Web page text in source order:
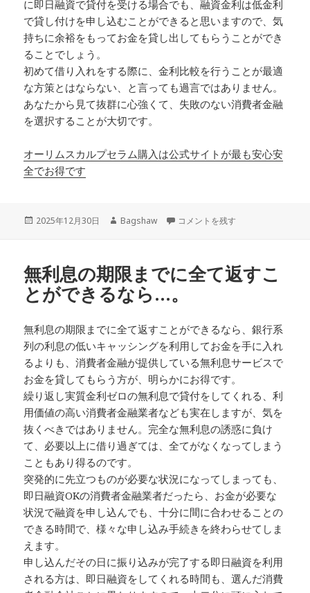
に即日融資で貸付を受ける場合でも、融資金利は低金利
で貸し付けを申し込むことができると思いますので、気
持ちに余裕をもってお金を貸し出してもらうことができ
ることでしょう。
初めて借り入れをする際に、金利比較を行うことが最適
な方策とはならない、と言っても過言ではありません。
あなたから見て抜群に心強くて、失敗のない消費者金融
を選択することが大切です。
オーリムスカルプセラム購入は公式サイトが最も安心安
全でお得です
投
2025年12月30日
作
Bagshaw 全国規模の消費者金融を利用すれ
コメントを残す
無利息の期限までに全て返すこ
とができるなら…。
無利息の期限までに全て返すことができるなら、銀行系
列の利息の低いキャッシングを利用してお金を手に入れ
るよりも、消費者金融が提供している無利息サービスで
お金を貸してもらう方が、明らかにお得です。
繰り返し実質金利ゼロの無利息で貸付をしてくれる、利
用価値の高い消費者金融業者なども実在しますが、気を
抜くべきではありません。完全な無利息の誘惑に負け
て、必要以上に借り過ぎては、全てがなくなってしまう
こともあり得るのです。
突発的に先立つものが必要な状況になってしまっても、
即日融資OKの消費者金融業者だったら、お金が必要な
状況で融資を申し込んでも、十分に間に合わせることの
できる時間で、様々な申し込み手続きを終わらせてしま
えます。
申し込んだその日に振り込みが完了する即日融資を利用
される方は、即日融資をしてくれる時間も、選んだ消費